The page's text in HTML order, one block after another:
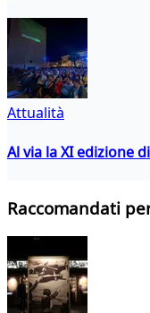
Attualità
Al via la XI edizione
Raccomandati